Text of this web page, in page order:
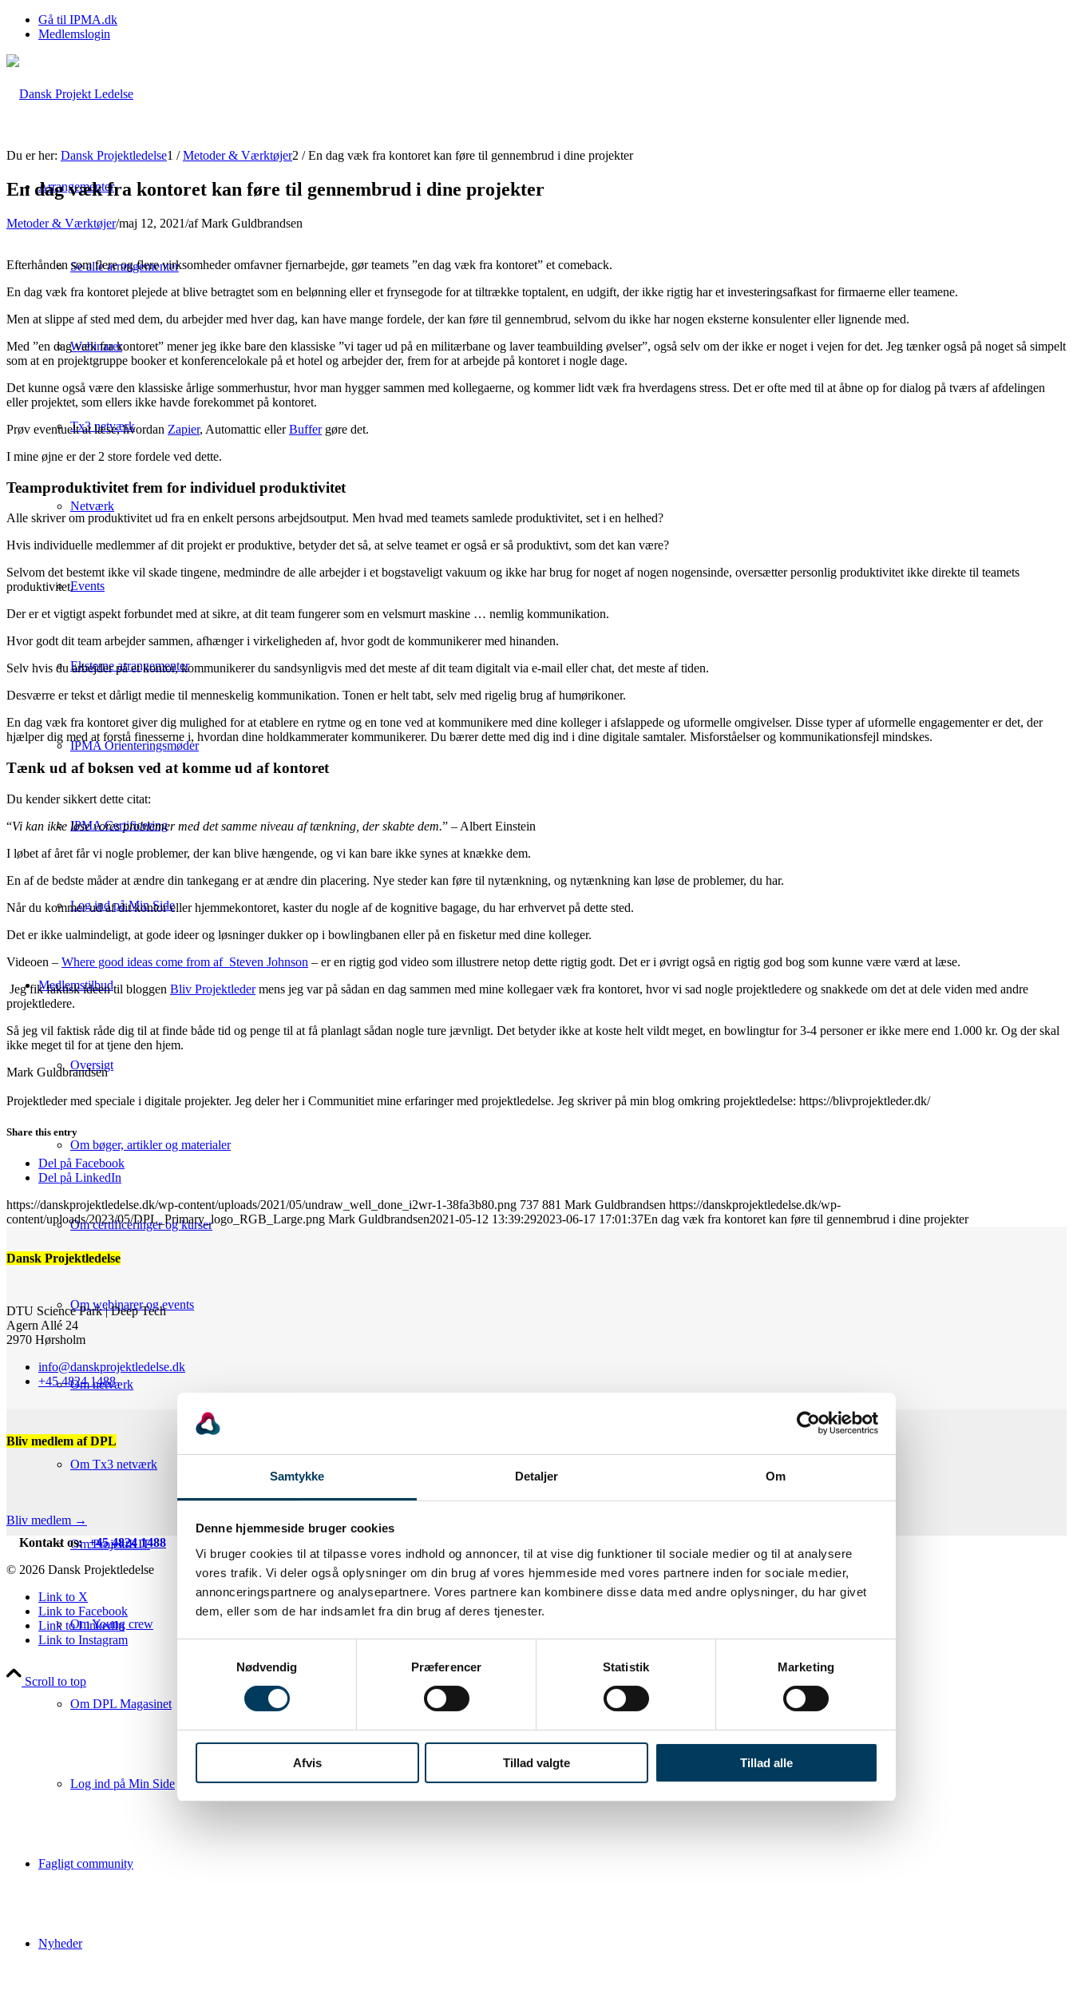
Samtykke Detaljer Om
Denne hjemmeside bruger cookies
Vi bruger cookies til at tilpasse vores indhold og annoncer, til at vise dig funktioner til sociale medier og til at analysere
vores trafik. Vi deler også oplysninger om din brug af vores hjemmeside med vores partnere inden for sociale medier,
annonceringspartnere og analysepartnere. Vores partnere kan kombinere disse data med andre oplysninger, du har givet
dem, eller som de har indsamlet fra din brug af deres tjenester.
Nødvendig
Præferencer Statistik Marketing
Afvis Tillad valgte Tillad alle
Gå til IPMA.dk
Medlemslogin
Arrangementer
Se alle arrangementer
Webinarer
Tx3 netværk
Netværk
Events
Eksterne arrangementer
IPMA Orienteringsmøder
IPMA Certificering
Log ind på Min Side
Medlemstilbud
Oversigt
Om bøger, artikler og materialer
Om certificeringer og kurser
Om webinarer og events
Om netværk
Om Tx3 netværk
Om ProjektKIT
Om Young crew
Om DPL Magasinet
Log ind på Min Side
Fagligt community
Nyheder
Du er her: Dansk Projektledelse1 / Metoder & Værktøjer2 / En dag væk fra kontoret kan føre til gennembrud i dine projekter
En dag væk fra kontoret kan føre til gennembrud i dine projekter
Metoder & Værktøjer/maj 12, 2021/afMark Guldbrandsen
Efterhånden som flere og flere virksomheder omfavner fjernarbejde, gør teamets ”en dag væk fra kontoret” et comeback.
En dag væk fra kontoret plejede at blive betragtet som en belønning eller et frynsegode for at tiltrække toptalent, en udgift, der ikke rigtig har et investeringsafkast for firmaerne eller teamene.
Men at slippe af sted med dem, du arbejder med hver dag, kan have mange fordele, der kan føre til gennembrud, selvom du ikke har nogen eksterne konsulenter eller lignende med.
Med ”en dag væk fra kontoret” mener jeg ikke bare den klassiske ”vi tager ud på en militærbane og laver teambuilding øvelser”, også selv om der ikke er noget i vejen for det. Jeg tænker også på noget så simpelt
som at en projektgruppe booker et konferencelokale på et hotel og arbejder der, frem for at arbejde på kontoret i nogle dage.
Det kunne også være den klassiske årlige sommerhustur, hvor man hygger sammen med kollegaerne, og kommer lidt væk fra hverdagens stress. Det er ofte med til at åbne op for dialog på tværs af afdelingen
eller projektet, som ellers ikke havde forekommet på kontoret.
Prøv eventuelt at læse, hvordan Zapier, Automattic ellerBuffergøre det.
I mine øjne er der 2 store fordele ved dette.
Teamproduktivitet frem for individuel produktivitet
Alle skriver om produktivitet ud fra en enkelt persons arbejdsoutput. Men hvad med teamets samlede produktivitet, set i en helhed?
Hvis individuelle medlemmer af dit projekt er produktive, betyder det så, at selve teamet er også er så produktivt, som det kan være?
Selvom det bestemt ikke vil skade tingene, medmindre de alle arbejder i et bogstaveligt vakuum og ikke har brug for noget af nogen nogensinde, oversætter personlig produktivitet ikke direkte til teamets
produktivitet.
Der er et vigtigt aspekt forbundet med at sikre, at dit team fungerer som en velsmurt maskine … nemlig kommunikation.
Hvor godt dit team arbejder sammen, afhænger i virkeligheden af, hvor godt de kommunikerer med hinanden.
Selv hvis du arbejder på et kontor, kommunikerer du sandsynligvis med det meste af dit team digitalt via e-mail eller chat, det meste af tiden.
Desværre er tekst et dårligt medie til menneskelig kommunikation. Tonen er helt tabt, selv med rigelig brug af humørikoner.
En dag væk fra kontoret giver dig mulighed for at etablere en rytme og en tone ved at kommunikere med dine kolleger i afslappede og uformelle omgivelser. Disse typer af uformelle engagementer er det, der
hjælper dig med at forstå finesserne i, hvordan dine holdkammerater kommunikerer. Du bærer dette med dig ind i dine digitale samtaler. Misforståelser og kommunikationsfejl mindskes.
Tænk ud af boksen ved at komme ud af kontoret
Du kender sikkert dette citat:
“Vi kan ikke løse vores problemer med det samme niveau af tænkning, der skabte dem.” – Albert Einstein
I løbet af året får vi nogle problemer, der kan blive hængende, og vi kan bare ikke synes at knække dem.
En af de bedste måder at ændre din tankegang er at ændre din placering. Nye steder kan føre til nytænkning, og nytænkning kan løse de problemer, du har.
Når du kommer ud af dit kontor eller hjemmekontoret, kaster du nogle af de kognitive bagage, du har erhvervet på dette sted.
Det er ikke ualmindeligt, at gode ideer og løsninger dukker op i bowlingbanen eller på en fisketur med dine kolleger.
Videoen – Where good ideas come from af Steven Johnson – er en rigtig god video som illustrere netop dette rigtig godt. Det er i øvrigt også en rigtig god bog som kunne være værd at læse.
Jeg fik faktisk ideen til bloggen Bliv Projektledermens jeg var på sådan en dag sammen med mine kollegaer væk fra kontoret, hvor vi sad nogle projektledere og snakkede om det at dele viden med andre
projektledere.
Så jeg vil faktisk råde dig til at finde både tid og penge til at få planlagt sådan nogle ture jævnligt. Det betyder ikke at koste helt vildt meget, en bowlingtur for 3-4 personer er ikke mere end 1.000 kr. Og der skal
ikke meget til for at tjene den hjem.
Mark Guldbrandsen
Projektleder med speciale i digitale projekter. Jeg deler her i Communitiet mine erfaringer med projektledelse. Jeg skriver på min blog omkring projektledelse: https://blivprojektleder.dk/
Share this entry
Del på Facebook
Del på LinkedIn
https://danskprojektledelse.dk/wp-content/uploads/2021/05/undraw_well_done_i2wr-1-38fa3b80.png 737 881 Mark Guldbrandsen https://danskprojektledelse.dk/wp-
content/uploads/2023/05/DPL_Primary_logo_RGB_Large.png Mark Guldbrandsen2021-05-12 13:39:292023-06-17 17:01:37En dag væk fra kontoret kan føre til gennembrud i dine projekter
Dansk Projektledelse
DTU Science Park | Deep Tech
Agern Allé 24
2970 Hørsholm
info@danskprojektledelse.dk
+45 4824 1488
Bliv medlem af DPL
Bliv medlem →
Kontakt os:+45 4824 1488
© 2026 Dansk Projektledelse
Link to X
Link to Facebook
Link to LinkedIn
Link to Instagram
Scroll to top